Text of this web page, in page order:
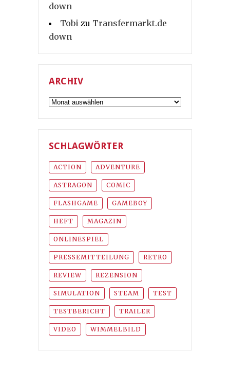
down
Tobi zu Transfermarkt.de
down
ARCHIV
Archiv
SCHLAGWÖRTER
ACTION ADVENTURE
ASTRAGON COMIC
FLASHGAME GAMEBOY
HEFT MAGAZIN
ONLINESPIEL
PRESSEMITTEILUNG RETRO
REVIEW REZENSION
SIMULATION STEAM TEST
TESTBERICHT TRAILER
VIDEO WIMMELBILD